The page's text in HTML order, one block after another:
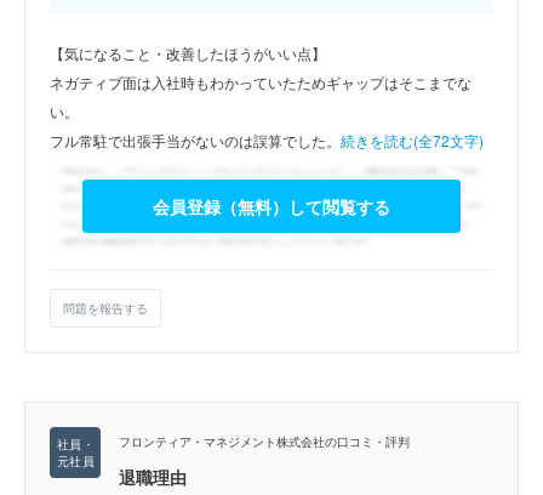
【気になること・改善したほうがいい点】
ネガティブ面は入社時もわかっていたためギャップはそこまでな
い。
フル常駐で出張手当がないのは誤算でした。 続きを読む(全72文字)
会員登録（無料）して閲覧する
問題を報告する
フロンティア・マネジメント株式会社の口コミ・評判
退職理由